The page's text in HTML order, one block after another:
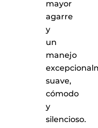
mayor
agarre
y
un
manejo
suave,
cómodo
y
silencioso.